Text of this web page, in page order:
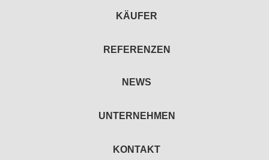
KÄUFER
REFERENZEN
NEWS
UNTERNEHMEN
KONTAKT